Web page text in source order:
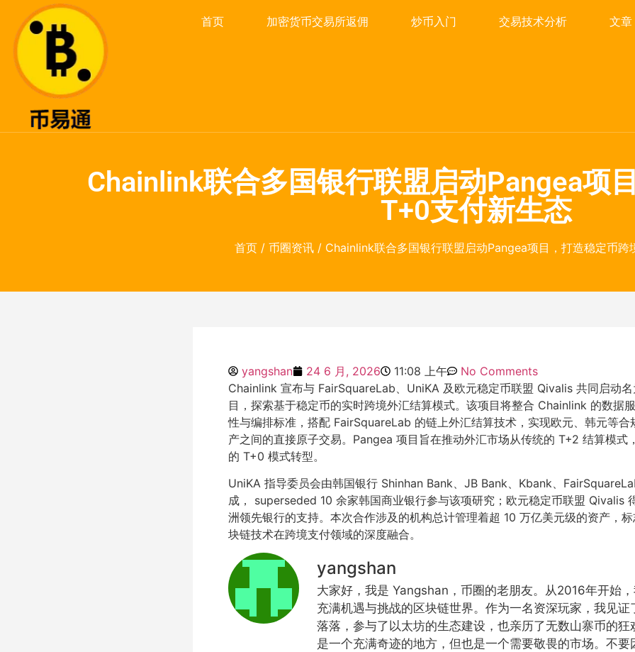
首页 加密货币交易所返佣 炒币入门 交易技术分析 文章
Chainlink联合多国银行联盟启动Pangea项
T+0支付新生态
首页/ 币圈资讯/ Chainlink联合多国银行联盟启动Pangea项目，打造稳定币跨
yangshan 24 6 月, 2026 11:08 上午
No Comments
Chainlink 宣布与 FairSquareLab、UniKA 及欧元稳定币联盟 Qivalis 共同启动名
目，探索基于稳定币的实时跨境外汇结算模式。该项目将整合 Chainlink 的数据
性与编排标准，搭配 FairSquareLab 的链上外汇结算技术，实现欧元、韩元等合
产之间的直接原子交易。Pangea 项目旨在推动外汇市场从传统的 T+2 结算模式
的 T+0 模式转型。
UniKA 指导委员会由韩国银行 Shinhan Bank、JB Bank、Kbank、
成， superseded 10 余家韩国商业银行参与该项研究；欧元稳定币联盟 Qivalis
洲领先银行的支持。本次合作涉及的机构总计管理着超 10 万亿美元级的资产，
块链技术在跨境支付领域的深度融合。
yangshan
大家好，我是 Yangshan，币圈的老朋友。从2016年开始
充满机遇与挑战的区块链世界。作为一名资深玩家，我见证
落落，参与了以太坊的生态建设，也亲历了无数山寨币的狂
是一个充满奇迹的地方，但也是一个需要敬畏的市场。不要